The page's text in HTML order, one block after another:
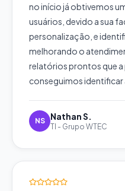
no início já obtivemos
usuários, devido a sua
personalização, e
melhorando o
relatórios prontos que
conseguimos identificar
NS Nathan S.
TI - Grupo WTEC